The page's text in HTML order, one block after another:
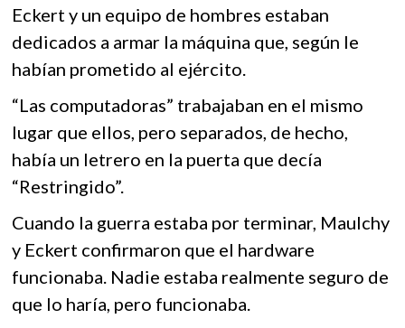
Eckert y un equipo de hombres estaban
dedicados a armar la máquina que, según le
habían prometido al ejército.
“Las computadoras” trabajaban en el mismo
lugar que ellos, pero separados, de hecho,
había un letrero en la puerta que decía
“Restringido”.
Cuando la guerra estaba por terminar, Maulchy
y Eckert confirmaron que el hardware
funcionaba. Nadie estaba realmente seguro de
que lo haría, pero funcionaba.